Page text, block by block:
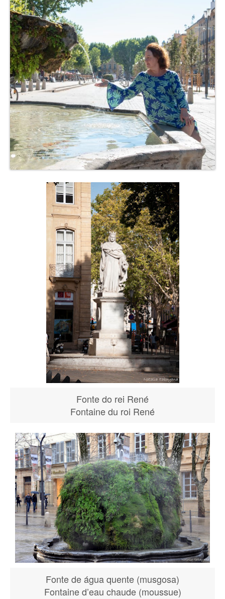
Fonte do rei René
Fontaine du roi René
Fonte de água quente (musgosa)
Fontaine d’eau chaude (moussue)